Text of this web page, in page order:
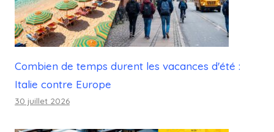
Combien de temps durent les vacances d'été :
Italie contre Europe
30 juillet 2026